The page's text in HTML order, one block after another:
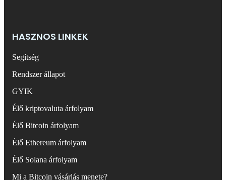
HASZNOS LINKEK
Segítség
Rendszer állapot
GYIK
Élő kriptovaluta árfolyam
Élő Bitcoin árfolyam
Élő Ethereum árfolyam
Élő Solana árfolyam
Mi a Bitcoin vásárlás menete?